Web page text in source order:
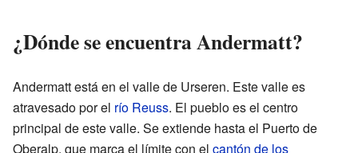
¿Dónde se encuentra Andermatt?
Andermatt está en el valle de Urseren. Este valle es
atravesado por el río Reuss. El pueblo es el centro
principal de este valle. Se extiende hasta el Puerto de
Oberalp, que marca el límite con el cantón de los